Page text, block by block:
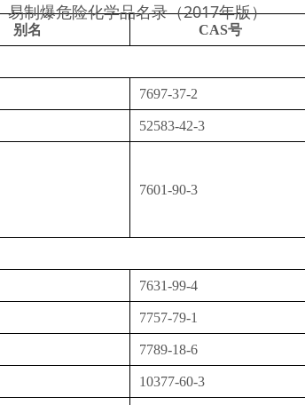
易制爆危险化学品名录（2017年版）
别名 CAS号
7697-37-2
52583-42-3
7601-90-3
7631-99-4
7757-79-1
7789-18-6
10377-60-3